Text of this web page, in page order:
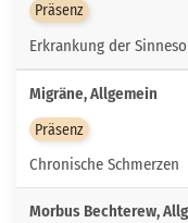
Präsenz
Erkrankung der
Migräne, Allgemein
Präsenz
Chronische Schmerzen
Morbus Bechterew,